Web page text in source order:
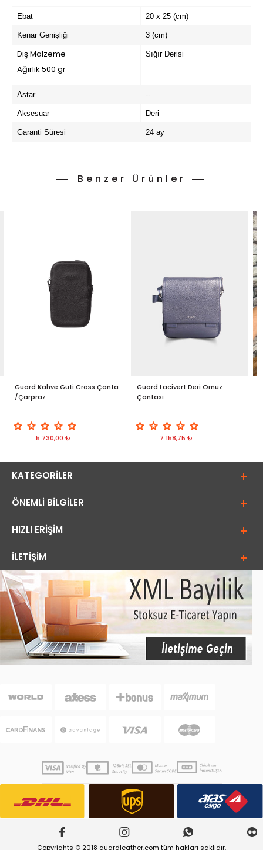
Ebat 20 x 25 (cm)
Kenar Genişliği 3 (cm)
Dış Malzeme
Ağırlık 500 gr
Sığır Derisi
Astar --
Aksesuar Deri
Garanti Süresi 24 ay
Benzer Ürünler
Guard Kahve Guti Cross Çanta
/Çarpraz
5.730,00 ₺
Guard Lacivert Deri Omuz
Çantası
7.158,75 ₺
KATEGORILER
ÖNEMLI BILGILER
HIZLI ERIŞIM
İLETIŞIM
Copyrights © 2018 guardleather.com tüm hakları saklıdır.